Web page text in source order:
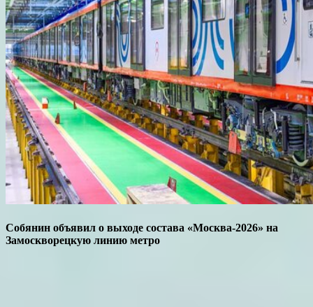
Собянин объявил о выходе состава «Москва-2026» на
Замоскворецкую линию метро